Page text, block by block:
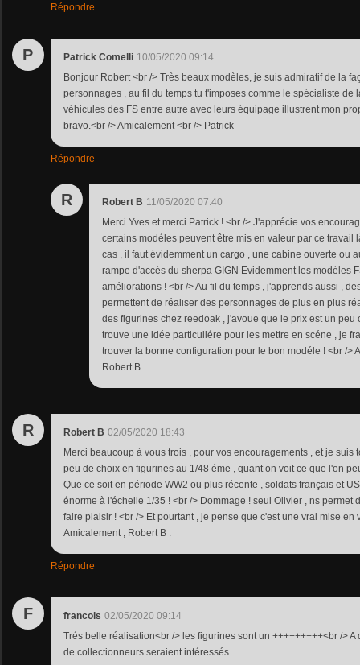
Répondre
P Patrick Comelli 10/05/2020 09:14
Bonjour Robert <br /> Très beaux modèles, je suis admiratif de la
personnages , au fil du temps tu t'imposes comme le spécialiste de
véhicules des FS entre autre avec leurs équipage illustrent mon
bravo.<br /> Amicalement <br /> Patrick
Répondre
R Robert B 11/05/2020 07:40
Merci Yves et merci Patrick ! <br /> J'apprécie vos
certains modéles peuvent être mis en valeur par ce travail
cas , il faut évidemment un cargo , une cabine ouverte ou
rampe d'accés du sherpa GIGN Evidemment les modéles
améliorations ! <br /> Au fil du temps , j'apprends aussi ,
permettent de réaliser des personnages de plus en plus
des figurines chez reedoak , j'avoue que le prix est un peu
trouve une idée particuliére pour les mettre en scéne , je
trouver la bonne configuration pour le bon modéle ! <br />
Robert B .
R Robert B 02/05/2020 18:43
Merci beaucoup à vous trois , pour vos encouragements , et je suis
peu de choix en figurines au 1/48 éme , quant on voit ce que l'on
Que ce soit en période WW2 ou plus récente , soldats français et
énorme à l'échelle 1/35 ! <br /> Dommage ! seul Olivier , ns permet
faire plaisir ! <br /> Et pourtant , je pense que c'est une vrai mise en
Amicalement , Robert B .
Répondre
F francois 02/05/2020 09:14
Trés belle réalisation<br /> les figurines sont un +++++++++<br />
de collectionneurs seraient intéressés.